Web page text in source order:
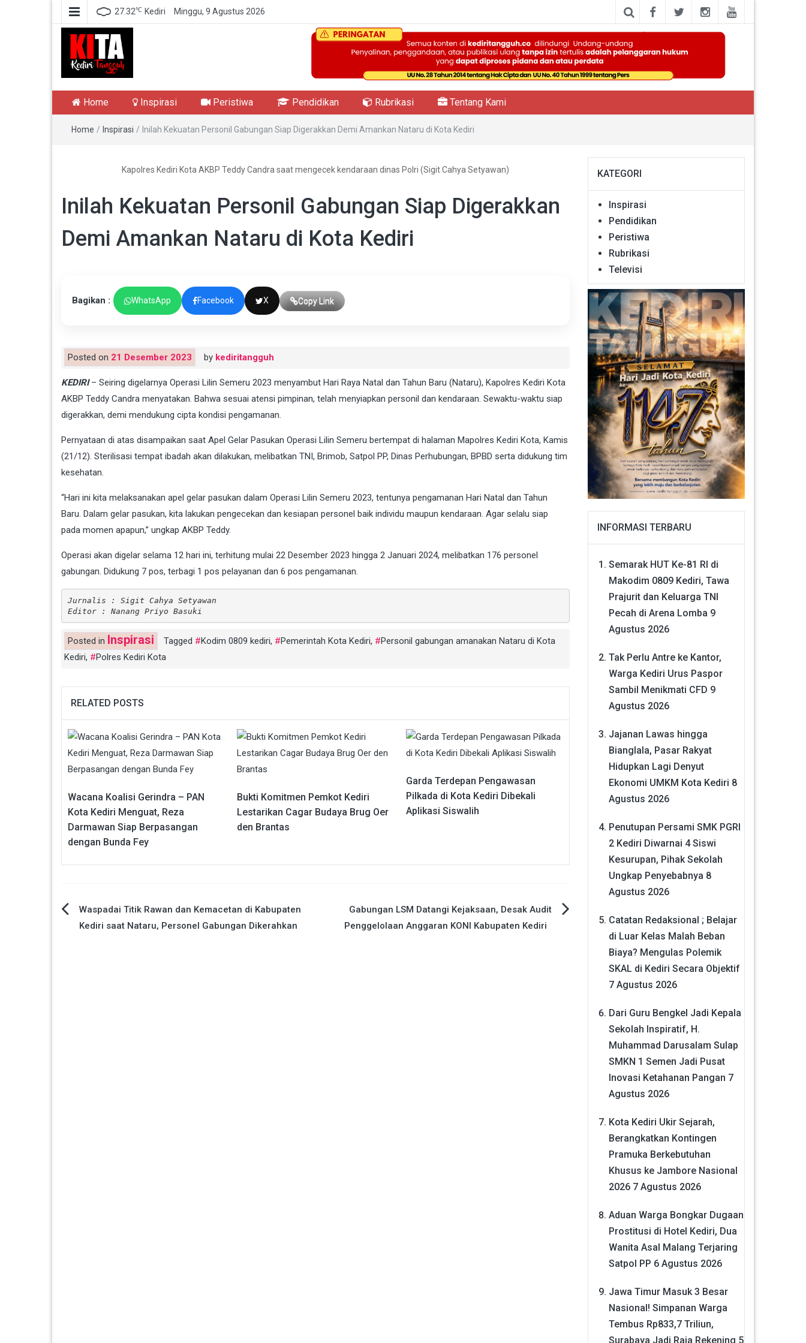
27.32℃ Kediri Minggu, 9 Agustus 2026
Kediri Tangguh
Home Inspirasi Peristiwa Pendidikan Rubrikasi Tentang Kami
Home / Inspirasi / Inilah Kekuatan Personil Gabungan Siap Digerakkan Demi Amankan Nataru di Kota Kediri
Kapolres Kediri Kota AKBP Teddy Candra saat mengecek kendaraan dinas Polri (Sigit Cahya Setyawan)
Inilah Kekuatan Personil Gabungan Siap Digerakkan
Demi Amankan Nataru di Kota Kediri
Bagikan : WhatsApp Facebook X Copy Link
Posted on 21 Desember 2023 by kediritangguh
KEDIRI– Seiring digelarnya Operasi Lilin Semeru 2023 menyambut Hari Raya Natal dan Tahun Baru (Nataru), Kapolres Kediri Kota
AKBP Teddy Candra menyatakan. Bahwa sesuai atensi pimpinan, telah menyiapkan personil dan kendaraan. Sewaktu-waktu siap
digerakkan, demi mendukung cipta kondisi pengamanan.
Pernyataan di atas disampaikan saat Apel Gelar Pasukan Operasi Lilin Semeru bertempat di halaman Mapolres Kediri Kota, Kamis
(21/12). Sterilisasi tempat ibadah akan dilakukan, melibatkan TNI, Brimob, Satpol PP, Dinas Perhubungan, BPBD serta didukung tim
kesehatan.
“Hari ini kita melaksanakan apel gelar pasukan dalam Operasi Lilin Semeru 2023, tentunya pengamanan Hari Natal dan Tahun
Baru. Dalam gelar pasukan, kita lakukan pengecekan dan kesiapan personel baik individu maupun kendaraan. Agar selalu siap
pada momen apapun,” ungkap AKBP Teddy.
Operasi akan digelar selama 12 hari ini, terhitung mulai 22 Desember 2023 hingga 2 Januari 2024, melibatkan 176 personel
gabungan. Didukung 7 pos, terbagi 1 pos pelayanan dan 6 pos pengamanan.
Jurnalis : Sigit Cahya Setyawan
Editor : Nanang Priyo Basuki
Posted in Inspirasi Tagged Kodim 0809 kediri, Pemerintah Kota Kediri,
Personil gabungan amanakan Nataru di Kota
Kediri, Polres Kediri Kota
RELATED POSTS
Wacana Koalisi Gerindra – PAN
Kota Kediri Menguat, Reza
Darmawan Siap Berpasangan
dengan Bunda Fey
Bukti Komitmen Pemkot Kediri
Lestarikan Cagar Budaya Brug Oer
den Brantas
Garda Terdepan Pengawasan
Pilkada di Kota Kediri Dibekali
Aplikasi Siswalih
Navigasi
Waspadai Titik Rawan dan Kemacetan di Kabupaten
Kediri saat Nataru, Personel Gabungan Dikerahkan
Gabungan LSM Datangi Kejaksaan, Desak Audit
Penggelolaan Anggaran KONI Kabupaten Kediri
KATEGORI
Inspirasi
Pendidikan
Peristiwa
Rubrikasi
Televisi
INFORMASI TERBARU
Semarak HUT Ke-81 RI di
Makodim 0809 Kediri, Tawa
Prajurit dan Keluarga TNI
Pecah di Arena Lomba 9
Agustus 2026
Tak Perlu Antre ke Kantor,
Warga Kediri Urus Paspor
Sambil Menikmati CFD 9
Agustus 2026
Jajanan Lawas hingga
Bianglala, Pasar Rakyat
Hidupkan Lagi Denyut
Ekonomi UMKM Kota Kediri 8
Agustus 2026
Penutupan Persami SMK PGRI
2 Kediri Diwarnai 4 Siswi
Kesurupan, Pihak Sekolah
Ungkap Penyebabnya 8
Agustus 2026
Catatan Redaksional ; Belajar
di Luar Kelas Malah Beban
Biaya? Mengulas Polemik
SKAL di Kediri Secara Objektif
7 Agustus 2026
Dari Guru Bengkel Jadi Kepala
Sekolah Inspiratif, H.
Muhammad Darusalam Sulap
SMKN 1 Semen Jadi Pusat
Inovasi Ketahanan Pangan 7
Agustus 2026
Kota Kediri Ukir Sejarah,
Berangkatkan Kontingen
Pramuka Berkebutuhan
Khusus ke Jambore Nasional
2026 7 Agustus 2026
Aduan Warga Bongkar Dugaan
Prostitusi di Hotel Kediri, Dua
Wanita Asal Malang Terjaring
Satpol PP 6 Agustus 2026
Jawa Timur Masuk 3 Besar
Nasional! Simpanan Warga
Tembus Rp833,7 Triliun,
Surabaya Jadi Raja Rekening 5